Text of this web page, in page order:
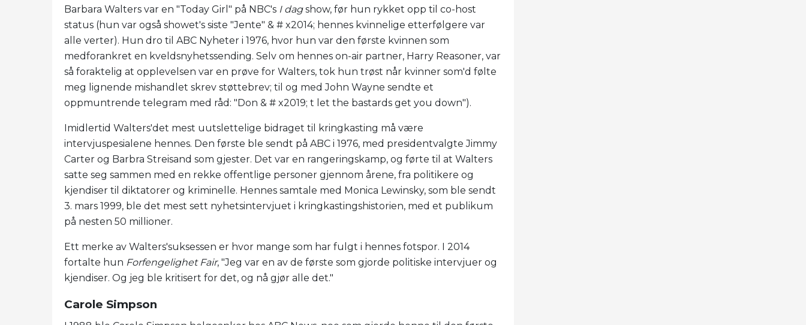
Barbara Walters var en "Today Girl" på NBC's I dagshow, før hun rykket opp til co-host
status (hun var også showet's siste "Jente" & # x2014; hennes kvinnelige etterfølgere var
alle verter). Hun dro til ABC Nyheter i 1976, hvor hun var den første kvinnen som
medforankret en kveldsnyhetssending. Selv om hennes on-air partner, Harry Reasoner, var
så foraktelig at opplevelsen var en prøve for Walters, tok hun trøst når kvinner som'd følte
meg lignende mishandlet skrev støttebrev; til og med John Wayne sendte et
oppmuntrende telegram med råd: "Don & # x2019; t let the bastards get you down").
Imidlertid Walters'det mest uutslettelige bidraget til kringkasting må være
intervjuspesialene hennes. Den første ble sendt på ABC i 1976, med presidentvalgte Jimmy
Carter og Barbra Streisand som gjester. Det var en rangeringskamp, ​​og førte til at Walters
satte seg sammen med en rekke offentlige personer gjennom årene, fra politikere og
kjendiser til diktatorer og kriminelle. Hennes samtale med Monica Lewinsky, som ble sendt
3. mars 1999, ble det mest sett nyhetsintervjuet i kringkastingshistorien, med et publikum
på nesten 50 millioner.
Ett merke av Walters'suksessen er hvor mange som har fulgt i hennes fotspor. I 2014
fortalte hun Forfengelighet Fair, "Jeg var en av de første som gjorde politiske intervjuer og
kjendiser. Og jeg ble kritisert for det, og nå gjør alle det."
Carole Simpson